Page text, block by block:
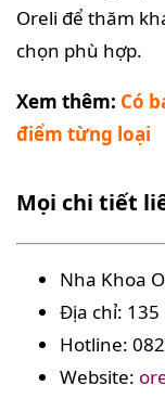
Oreli để thăm
chọn phù hợp.
Xem thêm: Có
điểm từng loại
Mọi chi tiết
Nha Khoa
Địa chỉ: 135
Hotline:
Website: